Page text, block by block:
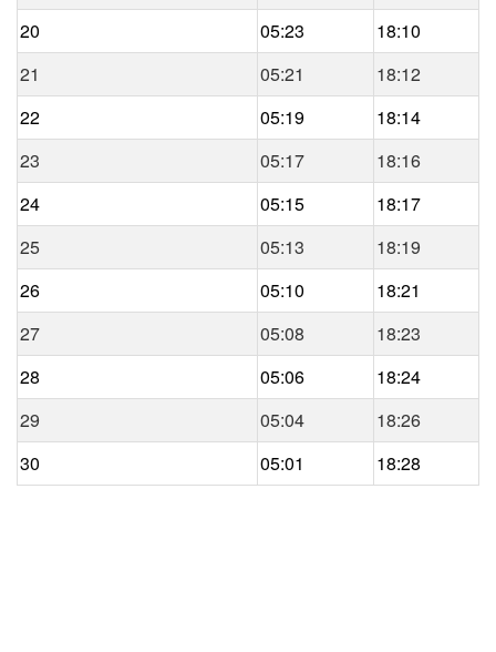
20
05:23
18:10
21
05:21
18:12
22
05:19
18:14
23
05:17
18:16
24
05:15
18:17
25
05:13
18:19
26
05:10
18:21
27
05:08
18:23
28
05:06
18:24
29
05:04
18:26
30
05:01 18:28